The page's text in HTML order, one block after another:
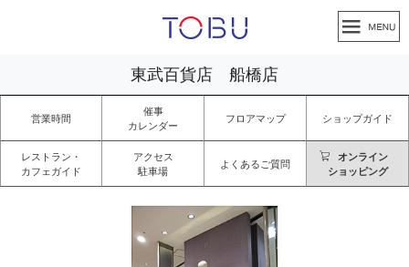
東武百貨店 船橋店
営業時間
催事
カレンダー
フロアマップ ショップガイド
レストラン・
カフェガイド
アクセス
駐車場
よくあるご質問
オンライン
ショッピング